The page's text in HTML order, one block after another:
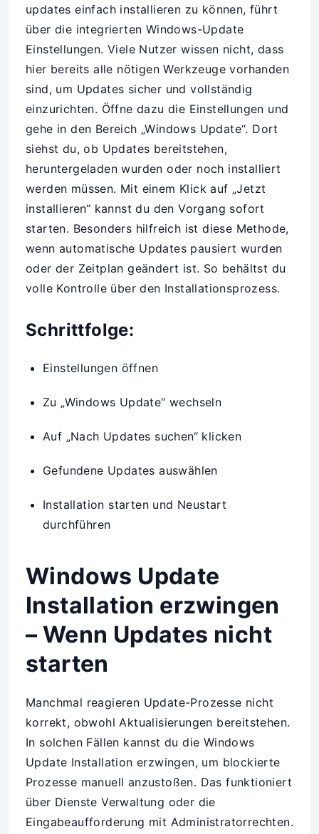
updates einfach installieren zu können, führt
über die integrierten Windows-Update
Einstellungen. Viele Nutzer wissen nicht, dass
hier bereits alle nötigen Werkzeuge vorhanden
sind, um Updates sicher und vollständig
einzurichten. Öffne dazu die Einstellungen und
gehe in den Bereich „Windows Update“. Dort
siehst du, ob Updates bereitstehen,
heruntergeladen wurden oder noch installiert
werden müssen. Mit einem Klick auf „Jetzt
installieren“ kannst du den Vorgang sofort
starten. Besonders hilfreich ist diese Methode,
wenn automatische Updates pausiert wurden
oder der Zeitplan geändert ist. So behältst du
volle Kontrolle über den Installationsprozess.
Schrittfolge:
Einstellungen öffnen
Zu „Windows Update“ wechseln
Auf „Nach Updates suchen“ klicken
Gefundene Updates auswählen
Installation starten und Neustart
durchführen
Windows Update
Installation erzwingen
– Wenn Updates nicht
starten
Manchmal reagieren Update-Prozesse nicht
korrekt, obwohl Aktualisierungen bereitstehen.
In solchen Fällen kannst du die Windows
Update Installation erzwingen, um blockierte
Prozesse manuell anzustoßen. Das funktioniert
über Dienste Verwaltung oder die
Eingabeaufforderung mit Administratorrechten.